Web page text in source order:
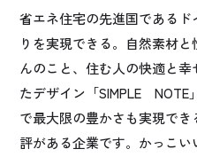
省エネ住宅の先進国であるド
りを実現できる。自然素材
んのこと、住む人の快適と
たデザイン「SIMPLE NOTE
で最大限の豊かさも実現で
評がある企業です。かっこ